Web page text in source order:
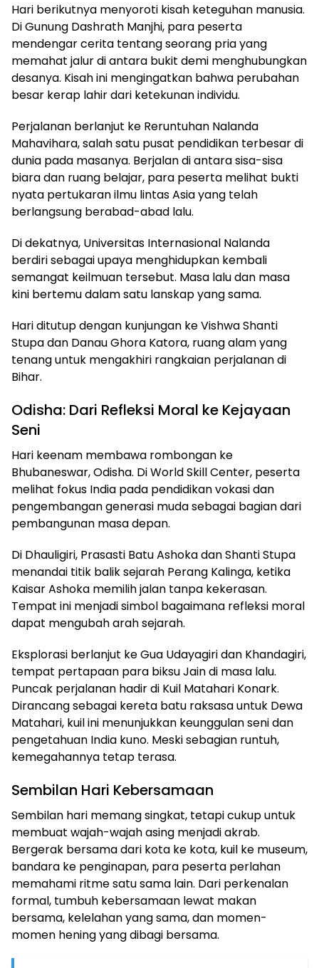
Hari berikutnya menyoroti kisah keteguhan manusia.
Di Gunung Dashrath Manjhi, para peserta
mendengar cerita tentang seorang pria yang
memahat jalur di antara bukit demi menghubungkan
desanya. Kisah ini mengingatkan bahwa perubahan
besar kerap lahir dari ketekunan individu.
Perjalanan berlanjut ke Reruntuhan Nalanda
Mahavihara, salah satu pusat pendidikan terbesar di
dunia pada masanya. Berjalan di antara sisa-sisa
biara dan ruang belajar, para peserta melihat bukti
nyata pertukaran ilmu lintas Asia yang telah
berlangsung berabad-abad lalu.
Di dekatnya, Universitas Internasional Nalanda
berdiri sebagai upaya menghidupkan kembali
semangat keilmuan tersebut. Masa lalu dan masa
kini bertemu dalam satu lanskap yang sama.
Hari ditutup dengan kunjungan ke Vishwa Shanti
Stupa dan Danau Ghora Katora, ruang alam yang
tenang untuk mengakhiri rangkaian perjalanan di
Bihar.
Odisha: Dari Refleksi Moral ke Kejayaan
Seni
Hari keenam membawa rombongan ke
Bhubaneswar, Odisha. Di World Skill Center, peserta
melihat fokus India pada pendidikan vokasi dan
pengembangan generasi muda sebagai bagian dari
pembangunan masa depan.
Di Dhauligiri, Prasasti Batu Ashoka dan Shanti Stupa
menandai titik balik sejarah Perang Kalinga, ketika
Kaisar Ashoka memilih jalan tanpa kekerasan.
Tempat ini menjadi simbol bagaimana refleksi moral
dapat mengubah arah sejarah.
Eksplorasi berlanjut ke Gua Udayagiri dan Khandagiri,
tempat pertapaan para biksu Jain di masa lalu.
Puncak perjalanan hadir di Kuil Matahari Konark.
Dirancang sebagai kereta batu raksasa untuk Dewa
Matahari, kuil ini menunjukkan keunggulan seni dan
pengetahuan India kuno. Meski sebagian runtuh,
kemegahannya tetap terasa.
Sembilan Hari Kebersamaan
Sembilan hari memang singkat, tetapi cukup untuk
membuat wajah-wajah asing menjadi akrab.
Bergerak bersama dari kota ke kota, kuil ke museum,
bandara ke penginapan, para peserta perlahan
memahami ritme satu sama lain. Dari perkenalan
formal, tumbuh kebersamaan lewat makan
bersama, kelelahan yang sama, dan momen-
momen hening yang dibagi bersama.